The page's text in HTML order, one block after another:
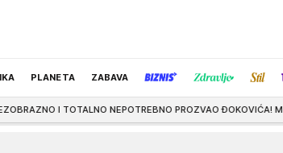
PLANETA ZABAVA
NEPOTREBNO PROZVAO ĐOKOVIĆA! Mladi teniser iz